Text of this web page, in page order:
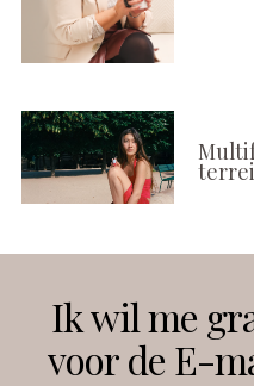
Instagram
Ik wil me
voor de E-